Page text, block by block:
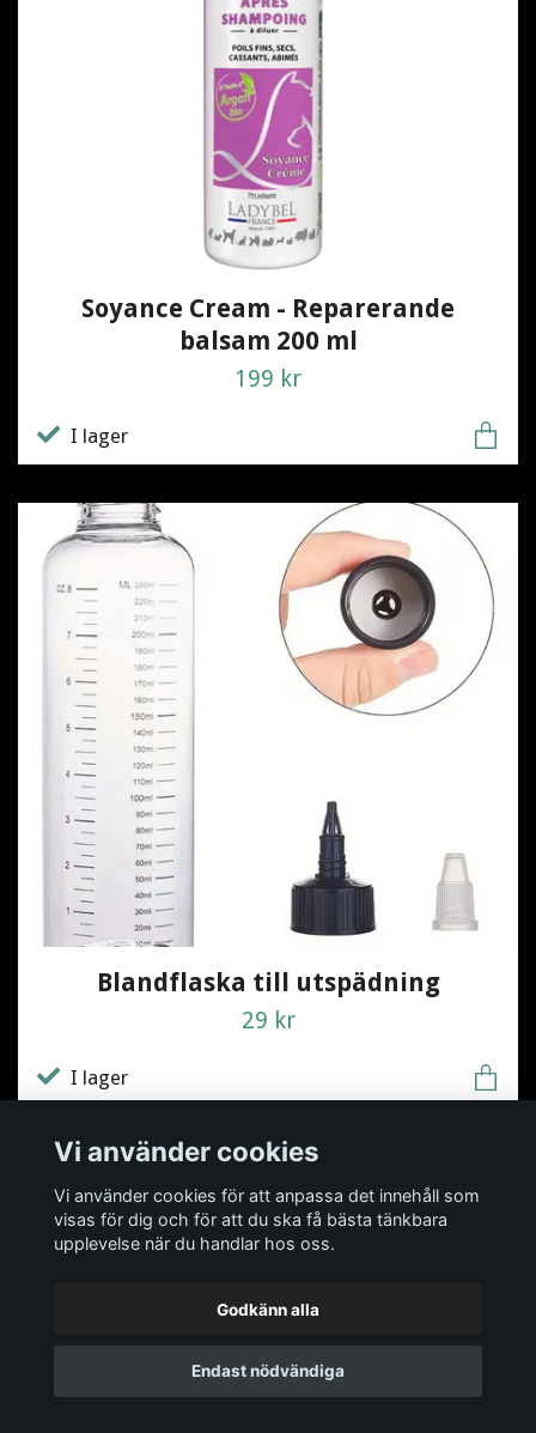
Soyance Cream - Reparerande
balsam 200 ml
199 kr
I lager
Blandflaska till utspädning
29 kr
I lager
Vi använder cookies
Vi använder cookies för att anpassa det innehåll som
visas för dig och för att du ska få bästa tänkbara
upplevelse när du handlar hos oss.
Godkänn alla
Endast nödvändiga